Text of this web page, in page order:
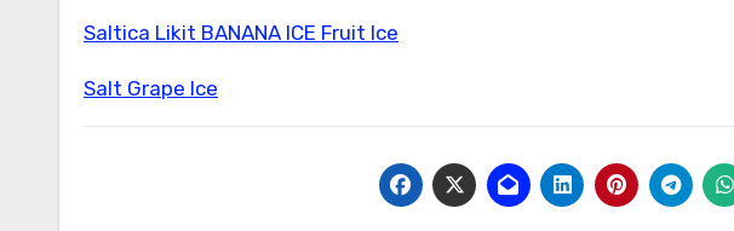
Saltica Likit BANANA ICE Fruit Ice
Salt Grape Ice